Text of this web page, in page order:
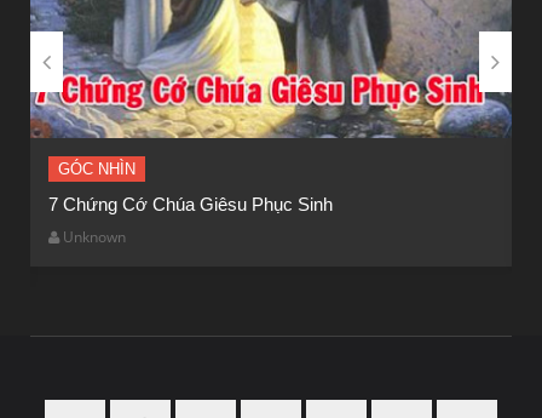
GÓC NHÌN
7 Chứng Cớ Chúa Giêsu Phục Sinh
Unknown
GÓC NHÌN
Bệnh Viện và Nghĩa Trang
Unknown
 